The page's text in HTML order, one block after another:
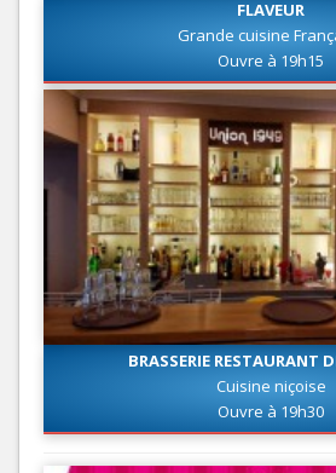
FLAVEUR
Grande cuisine
Ouvre à 19h15
BRASSERIE RESTAURANT
Cuisine niçoise
Ouvre à 19h30